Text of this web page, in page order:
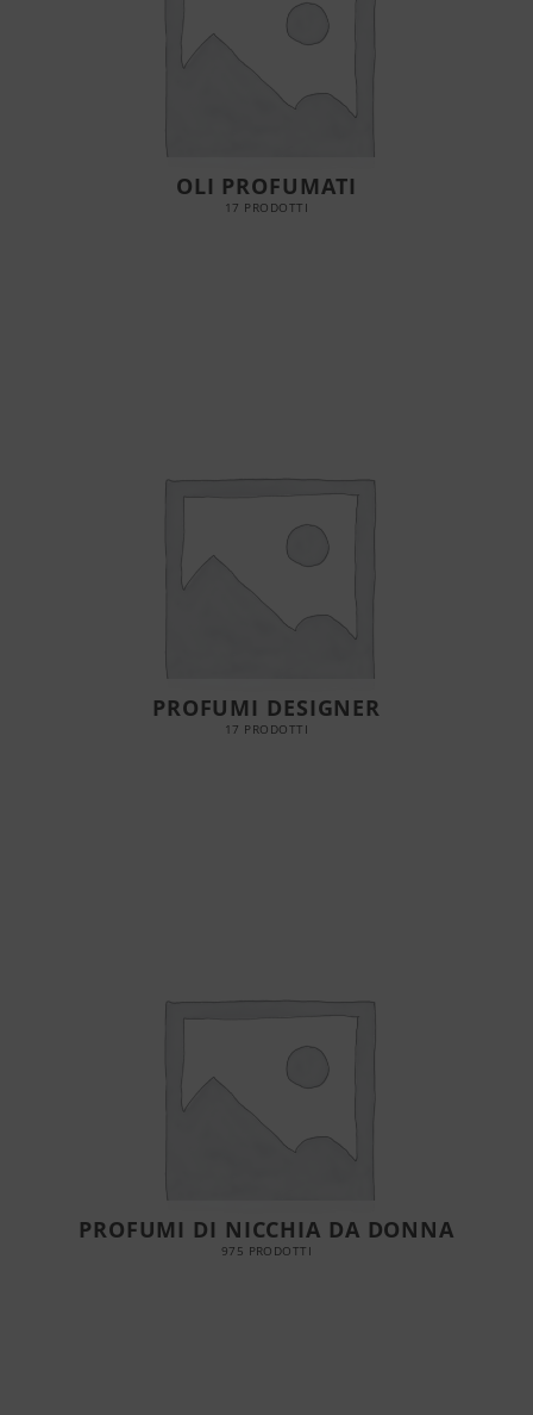
OLI PROFUMATI
17 PRODOTTI
PROFUMI DESIGNER
17 PRODOTTI
PROFUMI DI NICCHIA DA DONNA
975 PRODOTTI